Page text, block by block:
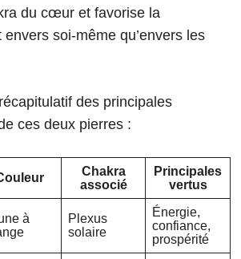
du cœur et favorise la
soi-même qu’envers les
des principales
ces deux pierres :
Chakra
associé
Principales
vertus
à
Plexus
solaire
Énergie,
confiance,
prospérité